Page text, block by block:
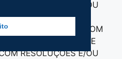
RESOLUÇÕES E/OU
2 – MATEMÁTICA, COM
EXERCÍCIOS (TESTES E
RESOLUÇÕES E/OU